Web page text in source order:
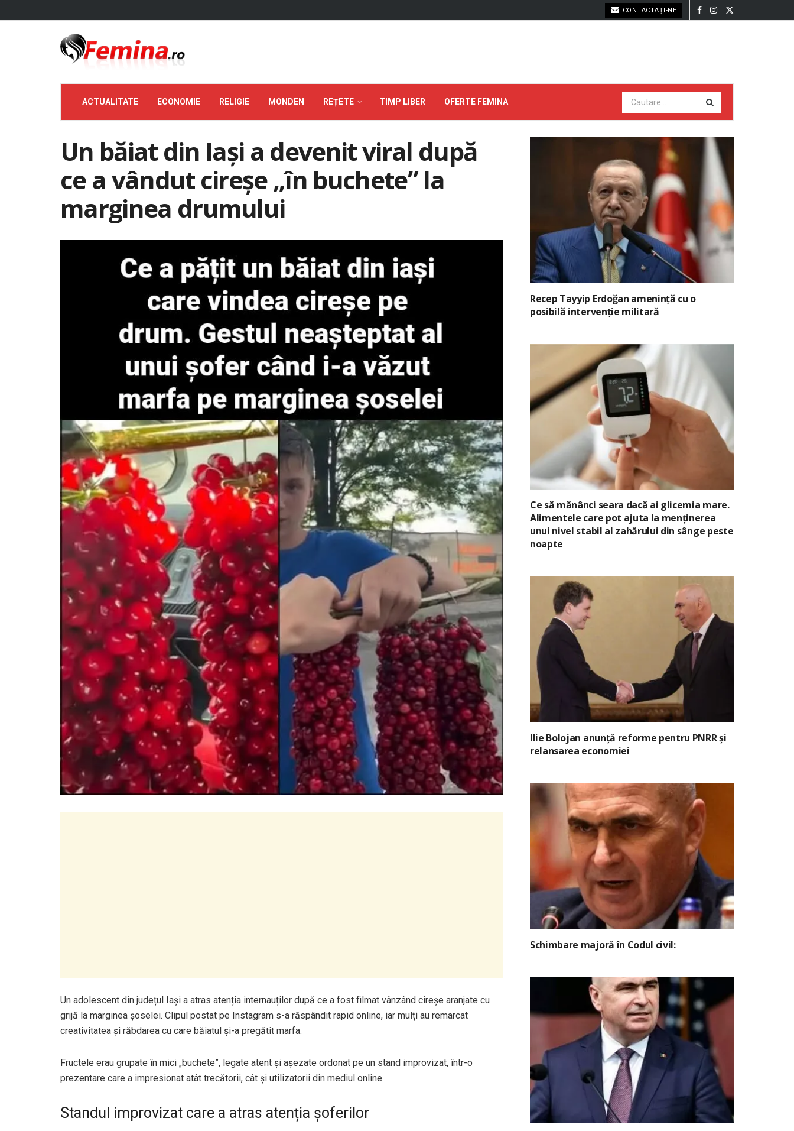
CONTACTAȚI-NE
ACTUALITATE ECONOMIE RELIGIE MONDEN REȚETE TIMP LIBER OFERTE FEMINA
Un băiat din Iași a devenit viral după
ce a vândut cireșe „în buchete” la
marginea drumului
Un adolescent din județul Iași a atras atenția internauților după ce a fost filmat vânzând cireșe aranjate cu
grijă la marginea șoselei. Clipul postat pe Instagram s-a răspândit rapid online, iar mulți au remarcat
creativitatea și răbdarea cu care băiatul și-a pregătit marfa.
Fructele erau grupate în mici „buchete”, legate atent și așezate ordonat pe un stand improvizat, într-o
prezentare care a impresionat atât trecătorii, cât și utilizatorii din mediul online.
Standul improvizat care a atras atenția șoferilor
Recep Tayyip Erdoğan amenință cu o
posibilă intervenție militară
Ce să mănânci seara dacă ai glicemia mare.
Alimentele care pot ajuta la menținerea
unui nivel stabil al zahărului din sânge peste
noapte
Ilie Bolojan anunță reforme pentru PNRR și
relansarea economiei
Schimbare majoră în Codul civil: